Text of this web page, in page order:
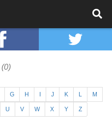
(0)
G H J K L M
U V W X Y Z